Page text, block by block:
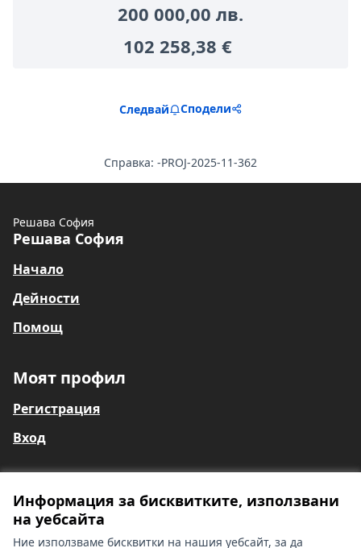
Информация за бисквитките, използвани
на уебсайта
Ние използваме бисквитки на нашия уебсайт, за да
200 000,00 лв.
102 258,38 €
Следвай Сподели
Справка: -PROJ-2025-11-362
Решава София
Решава София
Начало
Дейности
Помощ
Моят профил
Регистрация
Вход
Общи условия
Информация за глухи и сляпо-глухи лица